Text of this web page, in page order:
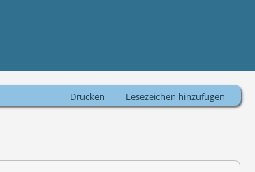
Drucken Lesezeichen hinzufügen